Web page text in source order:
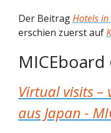
Der BeitragHotels in
erschien zuerst auf
Virtual visits
aus Japan -